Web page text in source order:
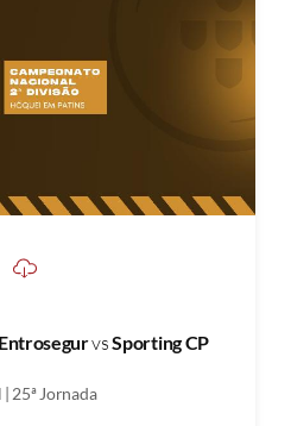
vsSporting CP
25ª Jornada